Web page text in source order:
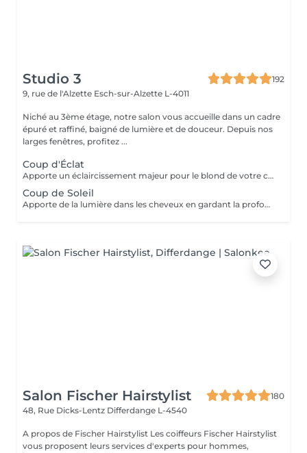
Studio 3
192
9, rue de l'Alzette Esch-sur-Alzette L-4011
Niché au 3ème étage, notre salon vous accueille dans un cadre
épuré et raffiné, baigné de lumière et de douceur. Depuis nos
larges fenêtres, profitez ...
Coup d'Éclat
Apporte un éclaircissement majeur pour le blond de votre choix - consultation - balayage - soin epres - gloss - coupe & coiffage Le prix peut varier selon la quantité des produits utilisés.
Coup de Soleil
Apporte de la lumière dans les cheveux en gardant la profondeur au niveau de la racine, ce qui permet d'éviter un entretien trop fréquent - consultation - balayage - soin epres - gloss - coupe & coiffage Le prix peut varier selon la quantité des produits utilisés.
Salon Fischer Hairstylist
180
48, Rue Dicks-Lentz Differdange L-4540
A propos de Fischer Hairstylist Les coiffeurs Fischer Hairstylist
vous proposent leurs services d'experts pour hommes,